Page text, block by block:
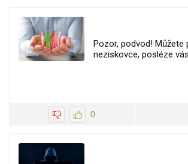
Pozor, podvod! Můžete
neziskovce, posléze
0